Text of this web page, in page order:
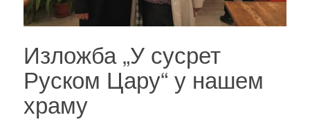
Изложба „У сусрет
Руском Цару“ у нашем
храму